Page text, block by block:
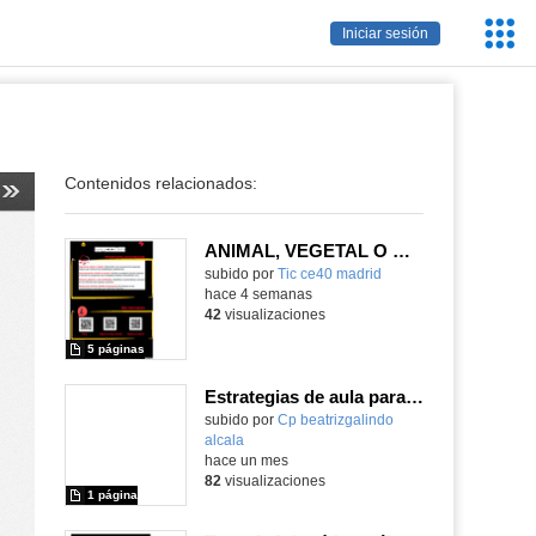
Iniciar sesión
Contenidos relacionados:
ANIMAL, VEGETAL O MINERAL
subido por Tic ce40 madrid
5 páginas
hace 4 semanas
42 visualizaciones
Estrategias de aula para mejorar la atención y la gestión emocional
Contenido educativo.
subido por Cp beatrizgalindo
alcala
1 página
hace un mes
82 visualizaciones